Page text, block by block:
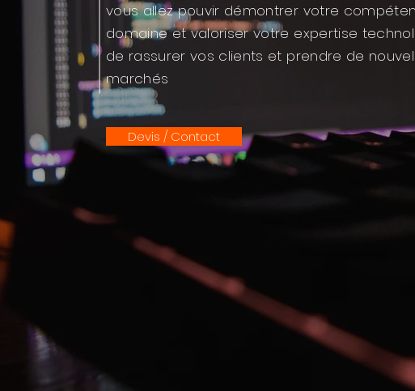
vous allez pouvir démontrer votre
domaine et valoriser votre expertise
de rassurer vos clients et prendre de
marchés
Devis / Contact